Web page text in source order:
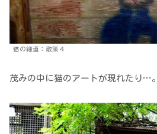
猫の細道：散策４
茂みの中に猫のアートが現れたり…。